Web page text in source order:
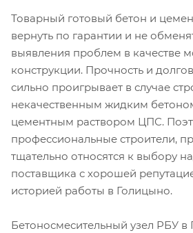
Товарный готовый бетон и
вернуть по гарантии и не
выявления проблем в качестве
конструкции. Прочность и
сильно проигрывает в случае
некачественным жидким
цементным раствором ЦПС.
профессиональные строители,
тщательно относятся к выбору
поставщика с хорошей
историей работы в Голицыно.
Бетоносмесительный узел РБУ в